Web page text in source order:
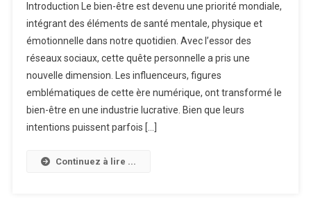
Les
Influenceurs
Prennent
Le
Pouvoir
Sur
Votre
Introduction Le bien-être est devenu une priorité mondiale,
intégrant des éléments de santé mentale, physique et
émotionnelle dans notre quotidien. Avec l’essor des
réseaux sociaux, cette quête personnelle a pris une
nouvelle dimension. Les influenceurs, figures
emblématiques de cette ère numérique, ont transformé le
bien-être en une industrie lucrative. Bien que leurs
intentions puissent parfois […]
Continuez à lire ...